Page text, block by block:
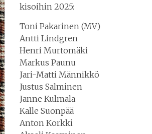
kisoihin 2025:
Toni Pakarinen (MV)
Antti Lindgren
Henri Murtomäki
Markus Paunu
Jari-Matti Männikkö
Justus Salminen
Janne Kulmala
Kalle Suonpää
Anton Korkki